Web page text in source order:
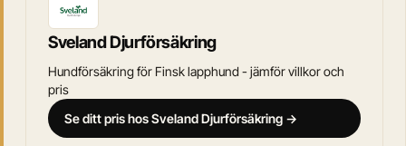
Sveland Djurförsäkring
Hundförsäkring för Finsk lapphund - jämför villkor och
pris
Se ditt pris hos Sveland Djurförsäkring →